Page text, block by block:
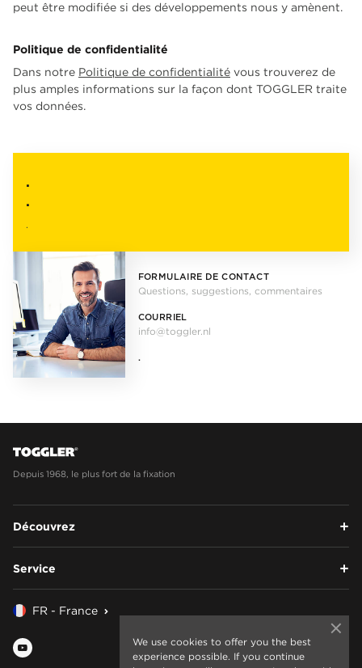
peut être modifiée si des développements nous y amènent.
Politique de confidentialité
Dans notre Politique de confidentialité vous trouverez de
plus amples informations sur la façon dont TOGGLER traite
vos données.
.
.
.
FORMULAIRE DE CONTACT
Questions, suggestions, commentaires
COURRIEL
info@toggler.nl
.
Depuis 1968, le plus fort de la fixation
Découvrez
Service
FR - France
We use cookies to offer you the best
experience possible. If you continue